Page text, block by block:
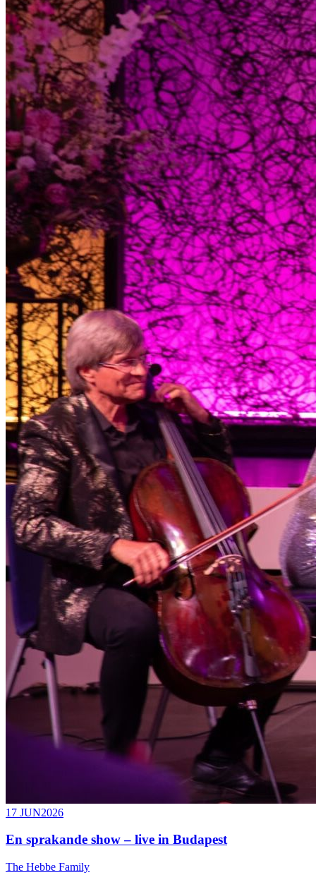
17 JUN2026
En sprakande show – live in Budapest
The Hebbe Family